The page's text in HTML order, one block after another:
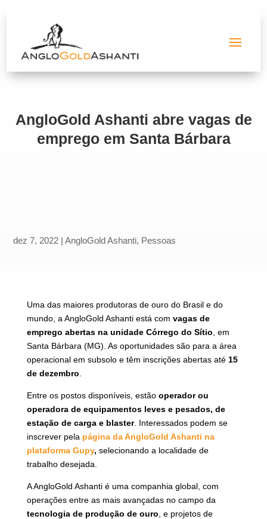
AngloGold Ashanti abre vagas de
emprego em Santa Bárbara
dez 7, 2022 |AngloGold Ashanti, Pessoas
Uma das maiores produtoras de ouro do Brasil e do
mundo, a AngloGold Ashanti está com vagas de
emprego abertas na unidade Córrego do Sítio , em
Santa Bárbara (MG). As oportunidades são para a área
operacional em subsolo e têm inscrições abertas até 15
de dezembro
Entre os postos disponíveis, estãooperador ou
operadora de equipamentos leves e pesados, de
estação de carga e blaster. Interessados podem se
inscrever pela página da AngloGold Ashanti na
plataforma Gupy, selecionando a localidade de
trabalho desejada.
A AngloGold Ashanti é uma companhia global, com
operações entre as mais avançadas no campo da
tecnologia de produção de ouro , e projetos de